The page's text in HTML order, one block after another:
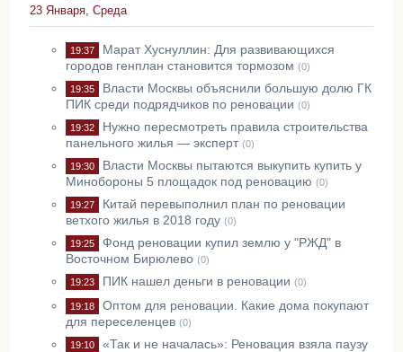
23 Января, Среда
19:37
Марат Хуснуллин: Для развивающихся
городов генплан становится тормозом (0)
19:35
Власти Москвы объяснили большую долю ГК
ПИК среди подрядчиков по реновации (0)
19:32
Нужно пересмотреть правила строительства
панельного жилья — эксперт (0)
19:30
Власти Москвы пытаются выкупить купить у
Минобороны 5 площадок под реновацию (0)
19:27
Китай перевыполнил план по реновации
ветхого жилья в 2018 году (0)
19:25
Фонд реновации купил землю у "РЖД" в
Восточном Бирюлево (0)
19:23 ПИК нашел деньги в реновации (0)
19:18
Оптом для реновации. Какие дома покупают
для переселенцев (0)
19:10
«Так и не началась»: Реновация взяла паузу